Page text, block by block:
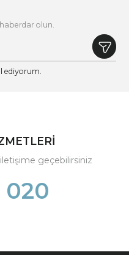
olun.
ediyorum.
geçebilirsiniz
020